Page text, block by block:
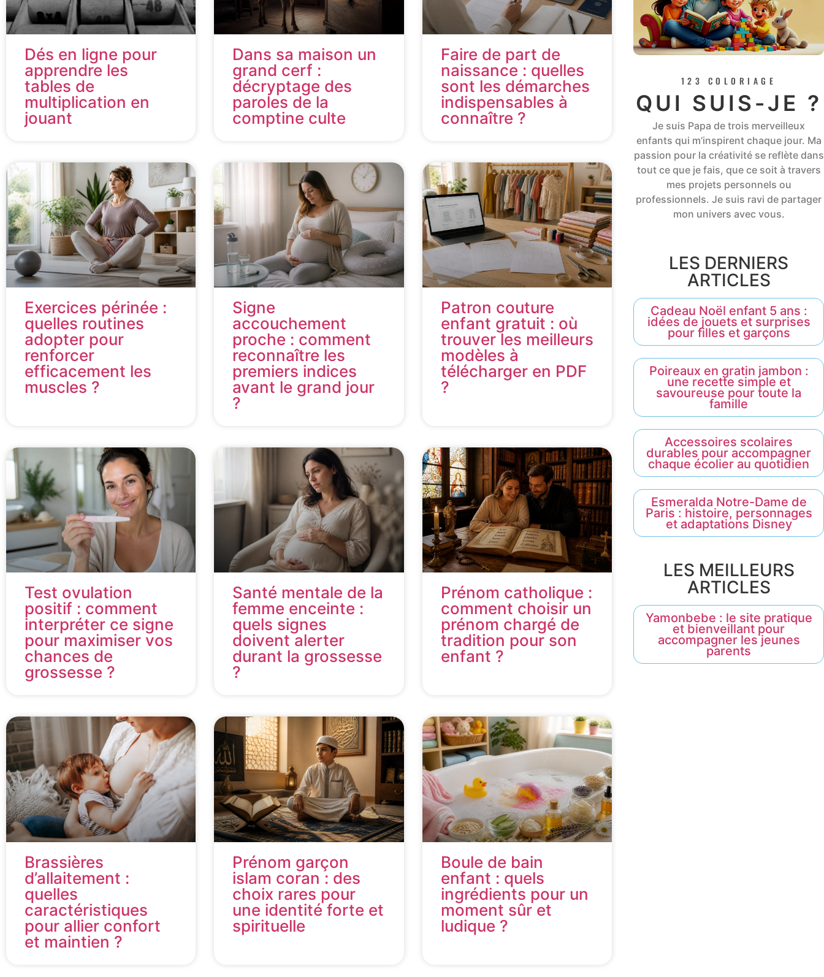
Dés en ligne pour
apprendre les
tables de
multiplication en
jouant
Dans sa maison un
grand cerf :
décryptage des
paroles de la
comptine culte
Faire de part de
naissance : quelles
sont les démarches
indispensables à
connaître ?
Exercices périnée :
quelles routines
adopter pour
renforcer
efficacement les
muscles ?
Signe
accouchement
proche : comment
reconnaître les
premiers indices
avant le grand jour
?
Patron couture
enfant gratuit : où
trouver les meilleurs
modèles à
télécharger en PDF
?
Test ovulation
positif : comment
interpréter ce signe
pour maximiser vos
chances de
grossesse ?
Santé mentale de la
femme enceinte :
quels signes
doivent alerter
durant la grossesse
?
Prénom catholique :
comment choisir un
prénom chargé de
tradition pour son
enfant ?
Brassières
d’allaitement :
quelles
caractéristiques
pour allier confort
et maintien ?
Prénom garçon
islam coran : des
choix rares pour
une identité forte et
spirituelle
Boule de bain
enfant : quels
ingrédients pour un
moment sûr et
ludique ?
123 COLORIAGE
QUI SUIS-JE ?
Je suis Papa de trois merveilleux
enfants qui m’inspirent chaque jour. Ma
passion pour la créativité se reflète dans
tout ce que je fais, que ce soit à travers
mes projets personnels ou
professionnels. Je suis ravi de partager
mon univers avec vous.
LES DERNIERS
ARTICLES
Cadeau Noël enfant 5 ans :
idées de jouets et surprises
pour filles et garçons
Poireaux en gratin jambon :
une recette simple et
savoureuse pour toute la
famille
Accessoires scolaires
durables pour accompagner
chaque écolier au quotidien
Esmeralda Notre-Dame de
Paris : histoire, personnages
et adaptations Disney
LES MEILLEURS
ARTICLES
Yamonbebe : le site pratique
et bienveillant pour
accompagner les jeunes
parents